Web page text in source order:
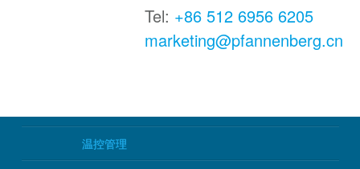
Tel: +86 512 6956 6205
marketing@pfannenberg.cn
温控管理